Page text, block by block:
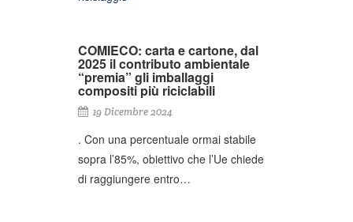
COMIECO: carta e cartone, dal
2025 il contributo ambientale
“premia” gli imballaggi
compositi più riciclabili
19 Dicembre 2024
. Con una percentuale ormai stabile
sopra l’85%, obiettivo che l’Ue chiede
di raggiungere entro…